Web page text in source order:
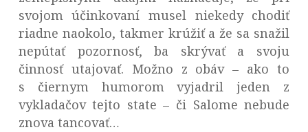
svojom účinkovaní musel niekedy chodiť
riadne naokolo, takmer krúžiť a že sa snažil
nepútať pozornosť, ba skrývať a svoju
činnosť utajovať. Možno z obáv – ako to
s čiernym humorom vyjadril jeden z
vykladačov tejto state – či Salome nebude
znova tancovať…